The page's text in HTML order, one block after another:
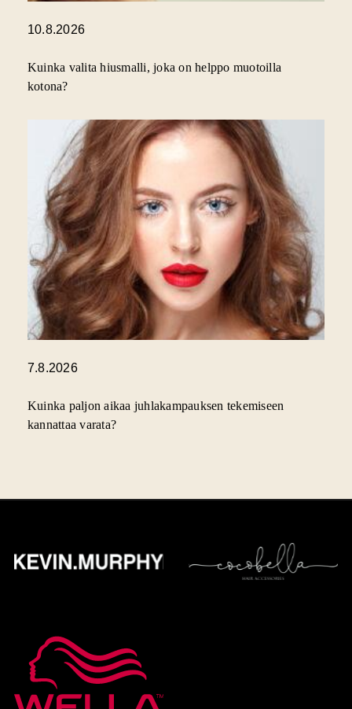
10.8.2026
Kuinka valita hiusmalli, joka on helppo muotoilla
kotona?
7.8.2026
Kuinka paljon aikaa juhlakampauksen tekemiseen
kannattaa varata?